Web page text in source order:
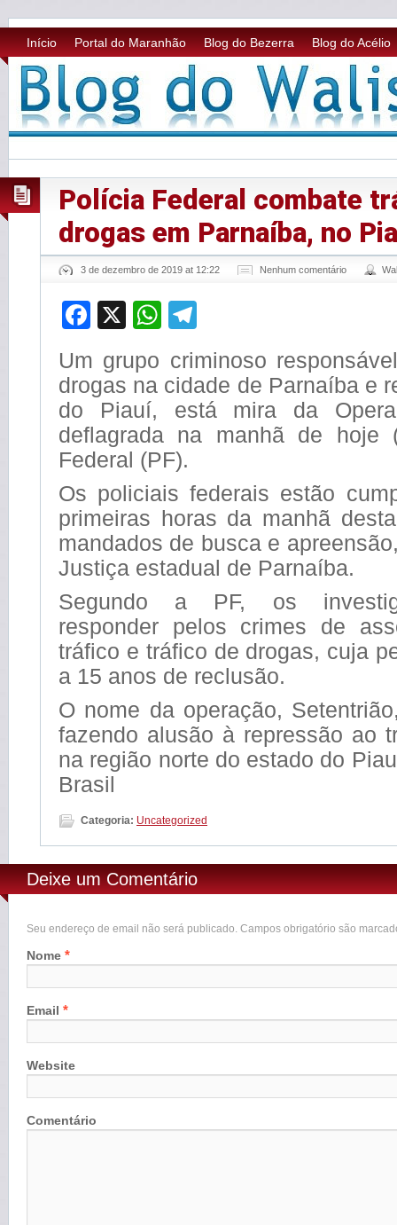
Início Portal do Maranhão Blog do Bezerra Blog do Acélio
Polícia Federal combate
drogas em Parnaíba, no
3 de dezembro de 2019 at 12:22 Nenhum comentário
Facebook
X WhatsApp
Um grupo criminoso
drogas na cidade de Parnaíba e
do Piauí, está mira da
deflagrada na manhã de hoje
Federal (PF).
Os policiais federais estão
primeiras horas da manhã
mandados de busca e
Justiça estadual de Parnaíba.
Segundo a PF, os
responder pelos crimes de
tráfico e tráfico de drogas, cuja
a 15 anos de reclusão.
O nome da operação,
fazendo alusão à repressão ao
na região norte do estado do
Brasil
Categoria: Uncategorized
Deixe um Comentário
Seu endereço de email não será publicado. Campos obrigatório são
Nome *
Email *
Website
Comentário